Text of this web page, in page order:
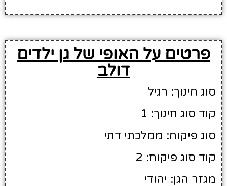
פרטים על האופי של גן ילדים
דולב
סוג חינוך: רגיל
קוד סוג חינוך: 1
סוג פיקוח: ממלכתי דתי
קוד סוג פיקוח: 2
מגזר הגן: יהודי